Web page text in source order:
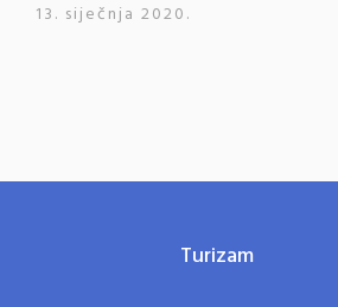
13. siječnja 2020.
Turizam